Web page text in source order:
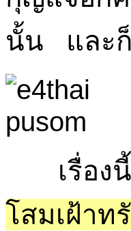
นั้น และก็
เรื่องนี้
โสมเฝ้าท